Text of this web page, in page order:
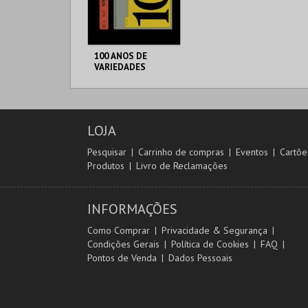
100 ANOS DE
VARIEDADES
TEATRO
COMPRAR
LOJA
Pesquisar Carrinho de compras Eventos
Produtos
Livro de Reclamações
INFORMAÇÕES
Como Comprar
Privacidade & Segurança
Condições Gerais
Política de Cookies
FAQ
Pontos de Venda
Dados Pessoais